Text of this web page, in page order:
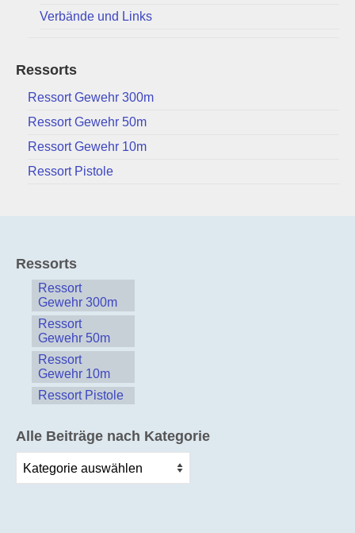
Verbände und Links
Ressorts
Ressort Gewehr 300m
Ressort Gewehr 50m
Ressort Gewehr 10m
Ressort Pistole
Ressorts
Ressort
Gewehr 300m
Ressort
Gewehr 50m
Ressort
Gewehr 10m
Ressort Pistole
Alle Beiträge nach Kategorie
Beiträge
nach